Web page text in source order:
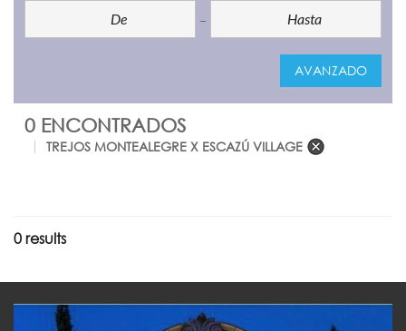
AVANZADO
0 ENCONTRADOS
TREJOS MONTEALEGRE X ESCAZÚ VILLAGE
0 results